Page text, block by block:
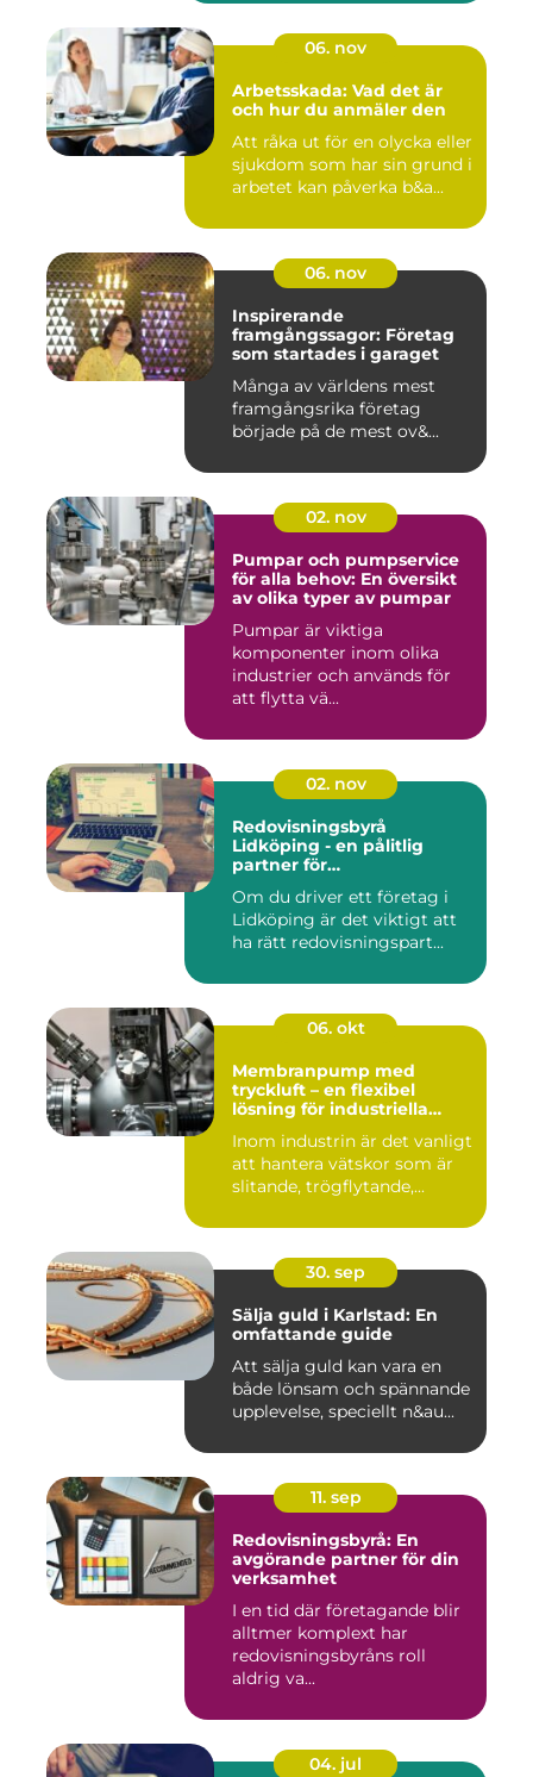
06. nov
Arbetsskada: Vad det är
och hur du anmäler den
Att råka ut för en olycka eller
sjukdom som har sin grund i
arbetet kan påverka b&a...
06. nov
Inspirerande
framgångssagor: Företag
som startades i garaget
Många av världens mest
framgångsrika företag
började på de mest ov&...
02. nov
Pumpar och pumpservice
för alla behov: En översikt
av olika typer av pumpar
Pumpar är viktiga
komponenter inom olika
industrier och används för
att flytta vä...
02. nov
Redovisningsbyrå
Lidköping - en pålitlig
partner för
Lidköping
Om du driver ett företag i
Lidköping är det viktigt att
ha rätt redovisningspart...
06. okt
Membranpump med
tryckluft – en flexibel
lösning för industriella
Inom industrin är det vanligt
att hantera vätskor som är
slitande, trögflytande,...
30. sep
Sälja guld i Karlstad: En
omfattande guide
Att sälja guld kan vara en
både lönsam och spännande
upplevelse, speciellt n&au...
11. sep
Redovisningsbyrå: En
avgörande partner för din
verksamhet
I en tid där företagande blir
alltmer komplext har
redovisningsbyråns roll
aldrig va...
04. jul